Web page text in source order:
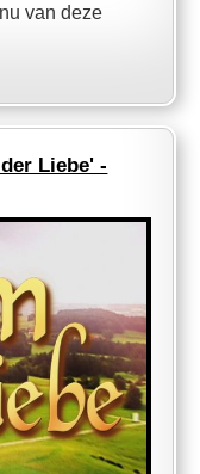
van deze
Liebe' -